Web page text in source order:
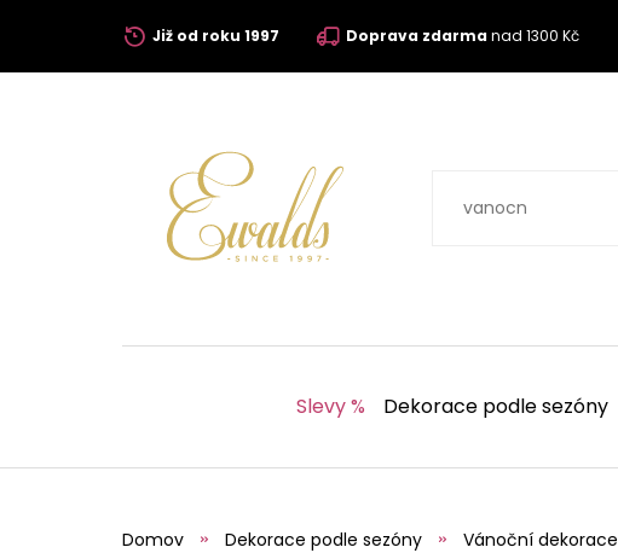
Již od roku 1997 Doprava zdarmanad 1300 Kč
Slevy % Dekorace podle sezóny
Domov Dekorace podle sezóny Vánoční dekorace